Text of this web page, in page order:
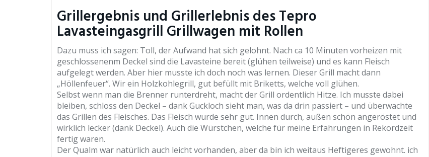
Grillergebnis und Grillerlebnis des Tepro
Lavasteingasgrill Grillwagen mit Rollen
Dazu muss ich sagen: Toll, der Aufwand hat sich gelohnt. Nach ca 10 Minuten vorheizen mit
geschlossenenm Deckel sind die Lavasteine bereit (glühen teilweise) und es kann Fleisch
aufgelegt werden. Aber hier musste ich doch noch was lernen. Dieser Grill macht dann
„Höllenfeuer“. Wir ein Holzkohlegrill, gut befüllt mit Briketts, welche voll glühen.
Selbst wenn man die Brenner runterdreht, macht der Grill ordentlich Hitze. Ich musste dabei
bleiben, schloss den Deckel – dank Guckloch sieht man, was da drin passiert – und überwachte
das Grillen des Fleisches. Das Fleisch wurde sehr gut. Innen durch, außen schön angeröstet und
wirklich lecker (dank Deckel). Auch die Würstchen, welche für meine Erfahrungen in Rekordzeit
fertig waren.
Der Qualm war natürlich auch leicht vorhanden, aber da bin ich weitaus Heftigeres gewohnt. ich